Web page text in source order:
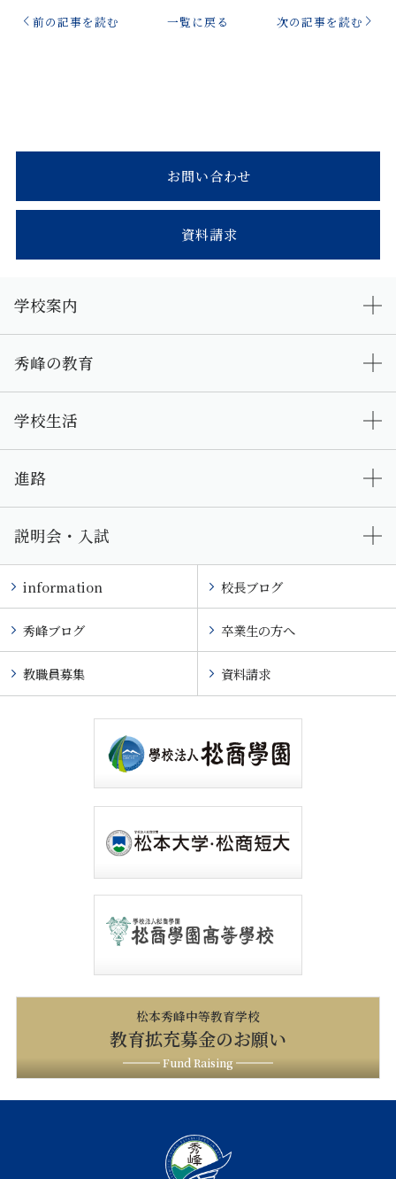
前の記事を読む 一覧に戻る 次の記事を読む
お問い合わせ
資料請求
学校案内
秀峰の教育
学校生活
進路
説明会・入試
information 校長ブログ
秀峰ブログ 卒業生の方へ
教職員募集 資料請求
松本秀峰中等教育学校
教育拡充募金のお願い
Fund Raising